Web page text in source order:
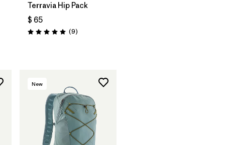
Terravia Hip Pack
$ 65
Valoración: 5.0 / 5
(9Comentarios
)
New